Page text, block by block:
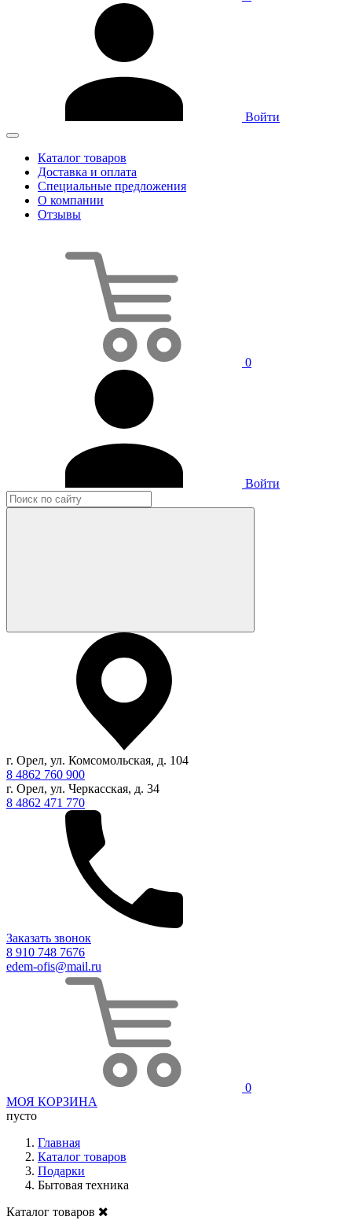
Войти
Каталог товаров
Доставка и оплата
Специальные предложения
О компании
Отзывы
0
Войти
г. Орел, ул. Комсомольская, д. 104
8 4862 760 900
г. Орел, ул. Черкасская, д. 34
8 4862 471 770
Заказать звонок
8 910 748 7676
edem-ofis@mail.ru
0
МОЯ КОРЗИНА
пусто
Главная
Каталог товаров
Подарки
Бытовая техника
Каталог товаров